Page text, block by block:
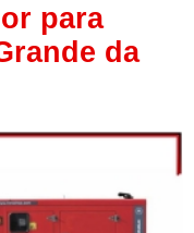
para
da